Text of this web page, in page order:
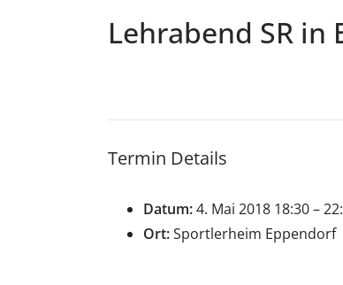
Lehrabend SR
Termin Details
Datum:4. Mai 2018 18:30–
Ort:Sportlerheim Eppendorf